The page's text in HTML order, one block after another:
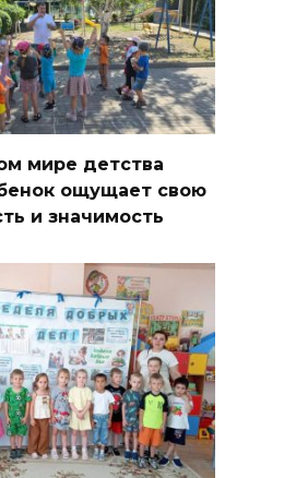
мире детства
ощущает свою
и значимость